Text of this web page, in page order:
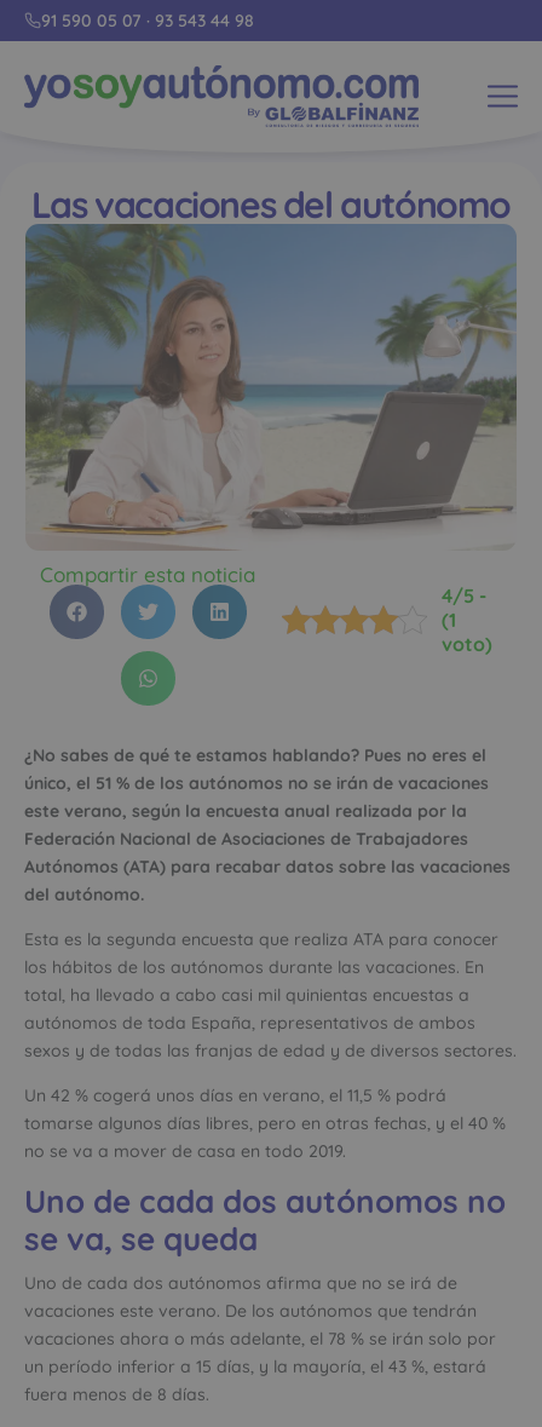
91 590 05 07 · 93 543 44 98
Las vacaciones del autónomo
Compartir esta noticia
4/5 -
(1
voto)
¿No sabes de qué te estamos hablando? Pues no eres el
único, el 51 % de los autónomos no se irán de vacaciones
este verano, según la encuesta anual realizada por la
Federación Nacional de Asociaciones de Trabajadores
Autónomos (ATA) para recabar datos sobre las vacaciones
del autónomo.
Esta es la segunda encuesta que realiza ATA para conocer
los hábitos de los autónomos durante las vacaciones. En
total, ha llevado a cabo casi mil quinientas encuestas a
autónomos de toda España, representativos de ambos
sexos y de todas las franjas de edad y de diversos sectores.
Un 42 % cogerá unos días en verano, el 11,5 % podrá
tomarse algunos días libres, pero en otras fechas, y el 40 %
no se va a mover de casa en todo 2019.
Uno de cada dos autónomos no
se va, se queda
Uno de cada dos autónomos afirma que no se irá de
vacaciones este verano. De los autónomos que tendrán
vacaciones ahora o más adelante, el 78 % se irán solo por
un período inferior a 15 días, y la mayoría, el 43 %, estará
fuera menos de 8 días.